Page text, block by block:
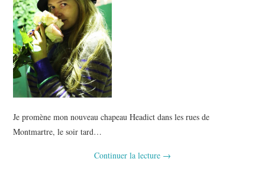
Je promène mon nouveau chapeau Headict dans les rues de
Montmartre, le soir tard…
Continuer la lecture →